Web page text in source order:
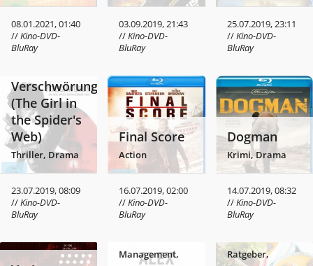
08.01.2021, 01:40
//Kino-DVD-
BluRay
03.09.2019, 21:43
//Kino-DVD-
BluRay
25.07.2019, 23:11
//Kino-DVD-
BluRay
Verschwörung
(The Girl in
the Spider's
Web)
Thriller, Drama
23.07.2019, 08:09
//Kino-DVD-
BluRay
Final Score
Action
16.07.2019, 02:00
//Kino-DVD-
BluRay
Dogman
Krimi, Drama
14.07.2019, 08:32
//Kino-DVD-
BluRay
Leading
Management,
Das
Autoimmun
Kochbuch
Ratgeber,